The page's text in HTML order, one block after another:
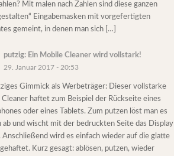
Mit malen nach Zahlen sind diese ganzen
Eingabemasken mit vorgefertigten
gemeint, in denen man sich […]
putzig: Ein Mobile Cleaner wird vollstark!
29. Januar 2017 - 20:53
Gimmick als Werbeträger: Dieser vollstarke
Cleaner haftet zum Beispiel der Rückseite eines
oder eines Tablets. Zum putzen löst man es
ab und wischt mit der bedruckten Seite das Display
Anschließend wird es einfach wieder auf die glatte
gehaftet. Kurz gesagt: ablösen, putzen, wieder